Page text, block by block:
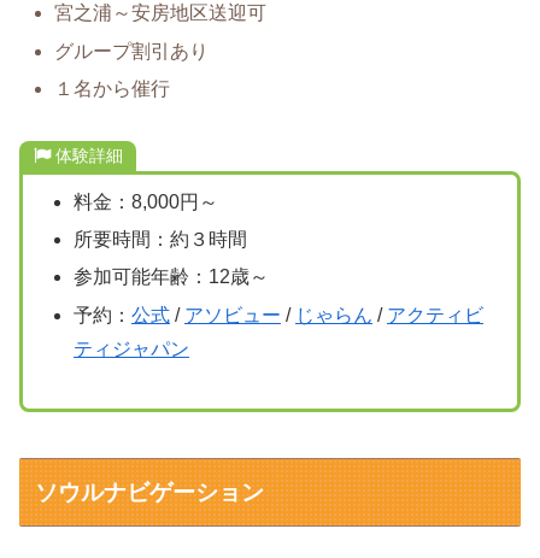
宮之浦～安房地区送迎可
グループ割引あり
１名から催行
体験詳細
料金：8,000円～
所要時間：約３時間
参加可能年齢：12歳～
予約： 公式/ アソビュー / じゃらん / アクティビ
ティジャパン
ソウルナビゲーション